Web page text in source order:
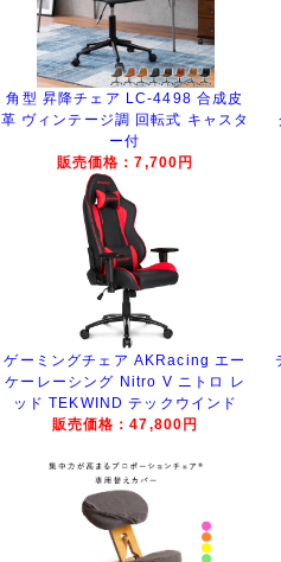
角型 昇降チェア LC-4498 合成皮
革 ヴィンテージ調 回転式 キャスタ
ー付
販売価格：7,700円
ゲーミングチェア AKRacing エー
ケーレーシング Nitro V ニトロ レ
ッド TEKWIND テックウインド
販売価格：47,800円